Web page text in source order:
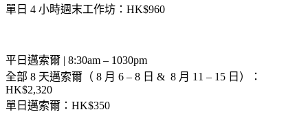
單日 4 小時週末工作坊：HK$960
平日邁索爾 | 8:30am – 1030pm
全部 8 天邁索爾（ 8 月 6 – 8 日 & 8 月 11 – 15 日）：
HK$2,320
單日邁索爾：HK$350